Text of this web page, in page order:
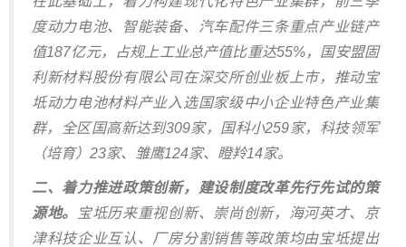
度动力电池、智能装备、汽车配件三条重点产业链产
值187亿元，占规上工业总产值比重达55%，国安盟固
利新材料股份有限公司在深交所创业板上市，推动宝
坻动力电池材料产业入选国家级中小企业特色产业集
群，全区国高新达到309家，国科小259家，科技领军
（培育）23家、雏鹰124家、瞪羚14家。
二、着力推进政策创新，建设制度改革先行先试的策
源地。
宝坻历来重视创新、崇尚创新，海河英才、京
津科技企业互认、厂房分割销售等政策均由宝坻提出